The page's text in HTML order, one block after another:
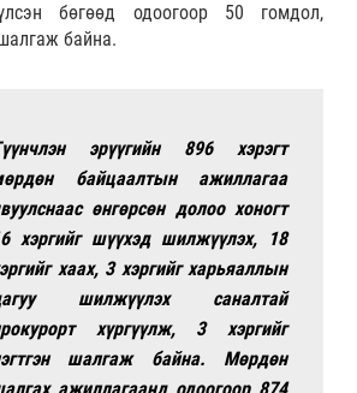
бөгөөд одоогоор 50 гомдол,
байна.
эрүүгийн 896 хэрэгт
байцаалтын ажиллагаа
өнгөрсөн долоо хоногт
хэргийг шүүхэд шилжүүлэх, 18
хаах, 3 хэргийг харьяаллын
шилжүүлэх саналтай
хүргүүлж, 3 хэргийг
шалгаж байна. Мөрдөн